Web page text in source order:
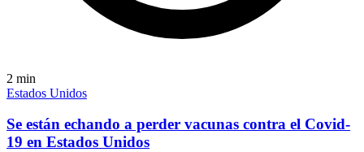
2 min
Estados Unidos
Se están echando a perder vacunas contra el Covid-
19 en Estados Unidos